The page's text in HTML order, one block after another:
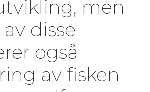
men
disse
også
av fisken